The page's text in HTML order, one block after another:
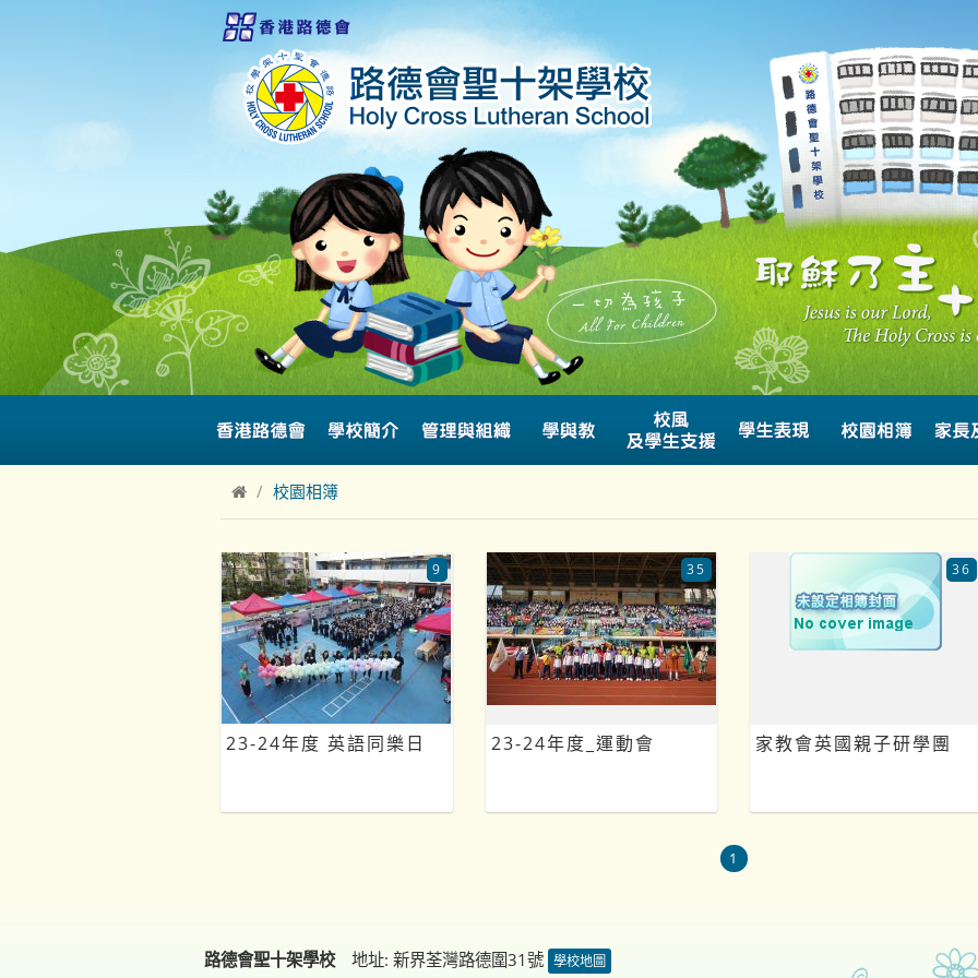
校園相簿
23-24年度 英語同樂日
9
23-24年度_運動會
35
家教會英國親子研學團
36
1
路德會聖十架學校 地址: 新界荃灣路德圍31號 學校地圖